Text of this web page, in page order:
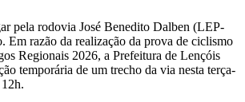
pela rodovia José Benedito Dalben (LEP-
Em razão da realização da prova de ciclismo
Regionais 2026, a Prefeitura de Lençóis
temporária de um trecho da via nesta terça-